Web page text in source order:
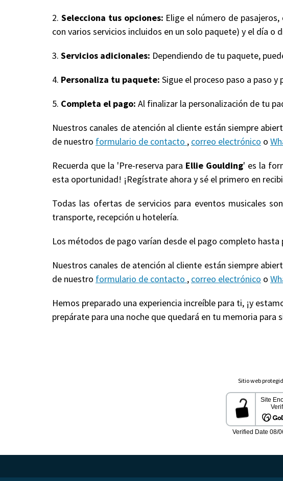
2. Selecciona tus opciones: Elige el número de
con varios servicios incluidos en un solo paquete) y el día o
3. Servicios adicionales: Dependiendo de tu paquete,
4. Personaliza tu paquete: Sigue el proceso paso a paso
5. Completa el pago: Al finalizar la personalización de tu
Nuestros canales de atención al cliente están siempre
de nuestro formulario de contacto , correo electrónico o
Recuerda que la 'Pre-reserva para Ellie Goulding' es la
esta oportunidad! ¡Regístrate ahora y sé el primero en
Todas las ofertas de servicios para eventos musicales
transporte, recepción u hotelería.
Los métodos de pago varían desde el pago completo
Nuestros canales de atención al cliente están siempre
de nuestro formulario de contacto , correo electrónico o
Hemos preparado una experiencia increíble para ti, ¡y
prepárate para una noche que quedará en tu memoria para
Sitio web